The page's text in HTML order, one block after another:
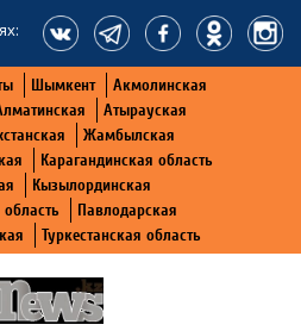
Шымкент
Акмолинская
Атырауская
Жамбылская
Карагандинская область
Кызылординская
Павлодарская
Туркестанская область